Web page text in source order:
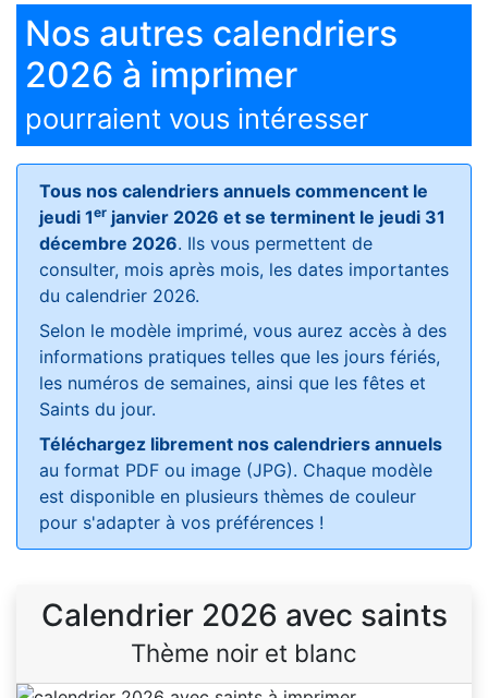
Nos autres calendriers
2026 à imprimer
pourraient vous intéresser
Tous nos calendriers annuels commencent le
jeudi 1er janvier 2026 et se terminent le jeudi 31
décembre 2026. Ils vous permettent de
consulter, mois après mois, les dates importantes
du calendrier 2026.
Selon le modèle imprimé, vous aurez accès à des
informations pratiques telles que les jours fériés,
les numéros de semaines, ainsi que les fêtes et
Saints du jour.
Téléchargez librement nos calendriers annuels
au format PDF ou image (JPG). Chaque modèle
est disponible en plusieurs thèmes de couleur
pour s'adapter à vos préférences !
Calendrier 2026 avec saints
Thème noir et blanc